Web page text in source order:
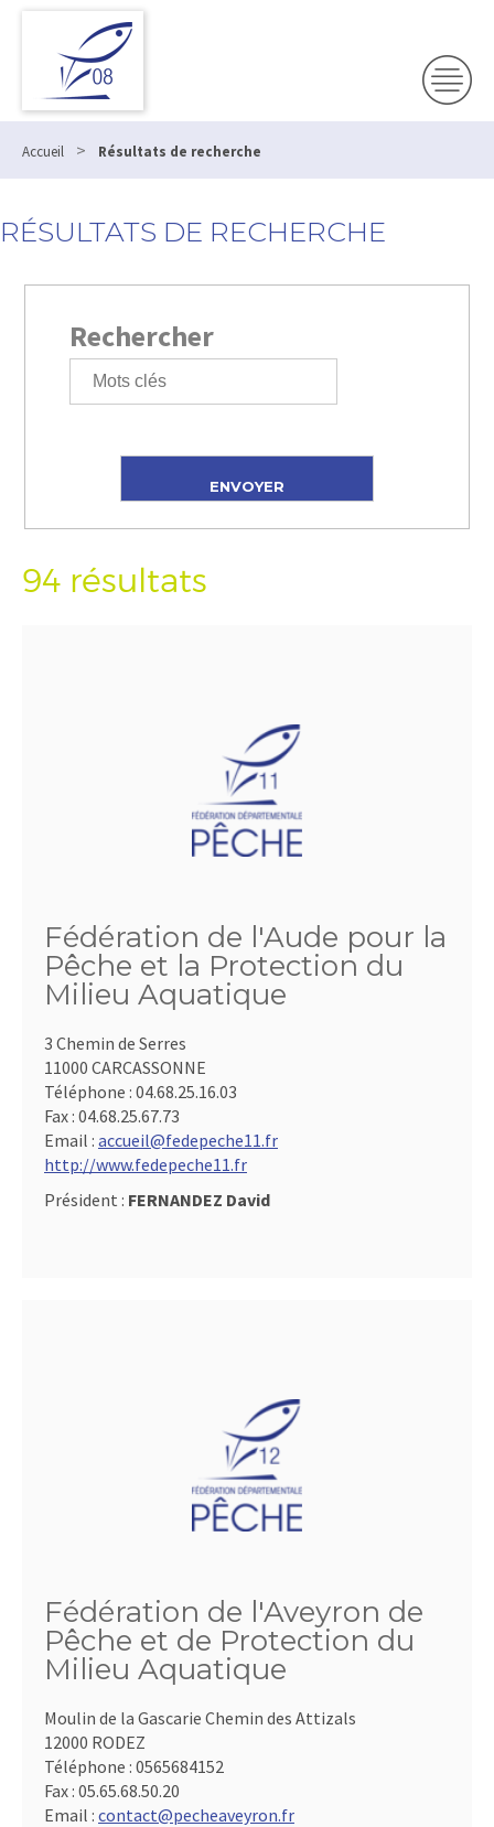
Accueil > Résultats de recherche
RÉSULTATS DE RECHERCHE
Rechercher
94 résultats
Fédération de l'Aude pour la
Pêche et la Protection du
Milieu Aquatique
3 Chemin de Serres
11000 CARCASSONNE
Téléphone : 04.68.25.16.03
Fax : 04.68.25.67.73
Email : accueil@fedepeche11.fr
http://www.fedepeche11.fr
Président : FERNANDEZ David
Fédération de l'Aveyron de
Pêche et de Protection du
Milieu Aquatique
Moulin de la Gascarie Chemin des Attizals
12000 RODEZ
Téléphone : 0565684152
Fax : 05.65.68.50.20
Email : contact@pecheaveyron.fr